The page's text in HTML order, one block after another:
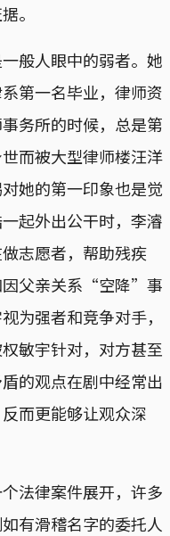
。
般人眼中的弱者。她
第一名毕业，律师资
务所的时候，总是第
而被大型律师楼汪洋
她的第一印象也是觉
起外出公干时，李濬
志愿者，帮助残疾
因父亲关系“空降”事
为强者和竞争对手，
敏宇针对，对方甚至
的观点在剧中经常出
而更能够让观众深
法律案件展开，许多
有滑稽名字的委托人